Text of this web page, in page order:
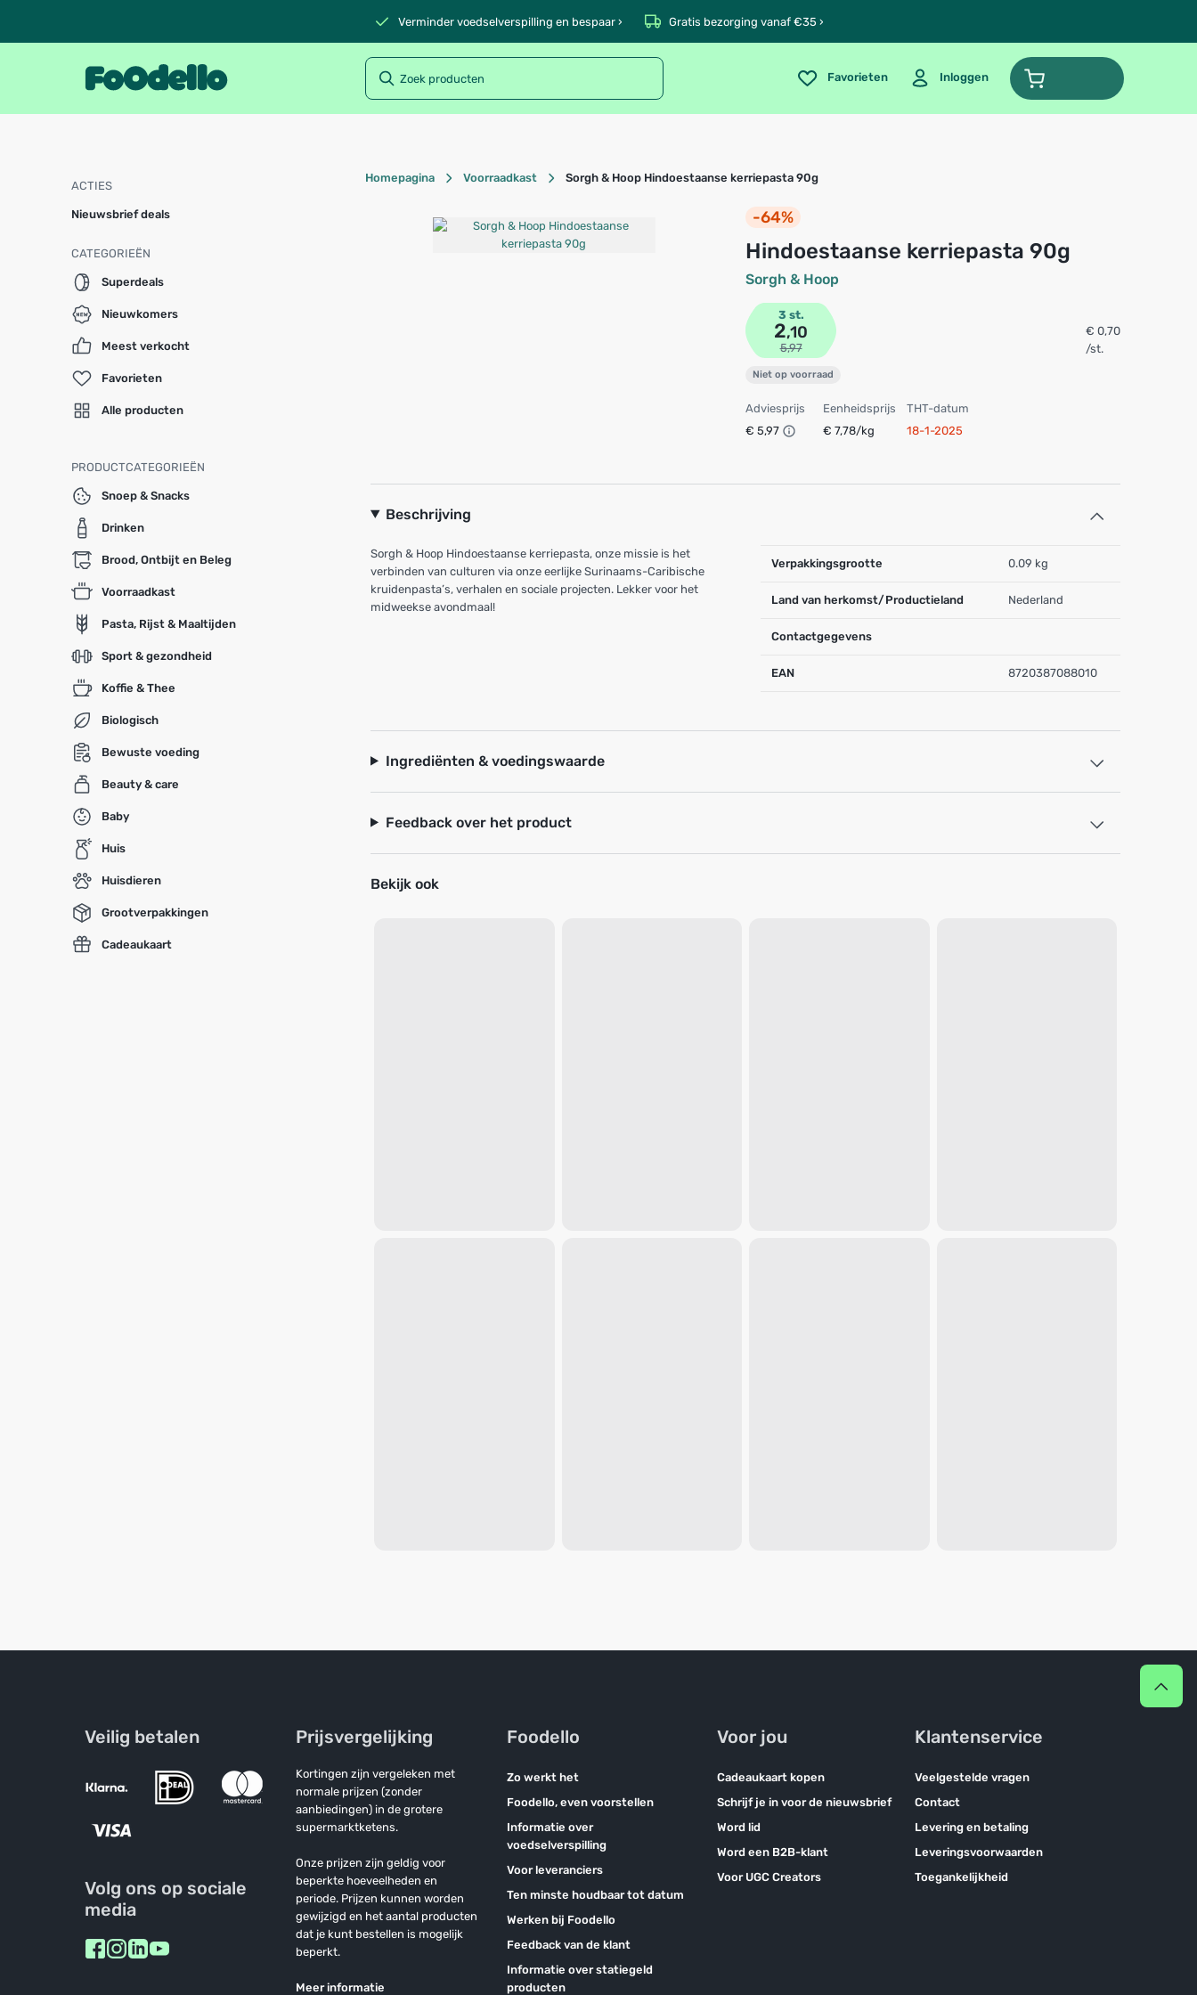
Verminder voedselverspilling en bespaar › Gratis bezorging vanaf €35 ›
Favorieten Inloggen
ACTIES
Nieuwsbrief deals
CATEGORIEËN
Superdeals
Nieuwkomers
Meest verkocht
Favorieten
Alle producten
PRODUCTCATEGORIEËN
Snoep & Snacks
Drinken
Brood, Ontbijt en Beleg
Voorraadkast
Pasta, Rijst & Maaltijden
Sport & gezondheid
Koffie & Thee
Biologisch
Bewuste voeding
Beauty & care
Baby
Huis
Huisdieren
Grootverpakkingen
Cadeaukaart
Homepagina Voorraadkast Sorgh & Hoop Hindoestaanse kerriepasta 90g
-64%
Hindoestaanse kerriepasta 90g
Sorgh & Hoop
3 st.
2,10
5,97
€ 0,70
/st.
Niet op voorraad
Adviesprijs
€ 5,97
Eenheidsprijs
€ 7,78/kg
THT-datum
18-1-2025
Beschrijving
Sorgh & Hoop Hindoestaanse kerriepasta, onze missie is het
verbinden van culturen via onze eerlijke Surinaams-Caribische
kruidenpasta’s, verhalen en sociale projecten. Lekker voor het
midweekse avondmaal!
Verpakkingsgrootte 0.09 kg
Land van herkomst/Productieland Nederland
Contactgegevens
EAN 8720387088010
Ingrediënten & voedingswaarde
Feedback over het product
Bekijk ook
Veilig betalen
Volg ons op sociale
media
Prijsvergelijking
Kortingen zijn vergeleken met
normale prijzen (zonder
aanbiedingen) in de grotere
supermarktketens.
Onze prijzen zijn geldig voor
beperkte hoeveelheden en
periode. Prijzen kunnen worden
gewijzigd en het aantal producten
dat je kunt bestellen is mogelijk
beperkt.
Meer informatie
Foodello
Zo werkt het
Foodello, even voorstellen
Informatie over
voedselverspilling
Voor leveranciers
Ten minste houdbaar tot datum
Werken bij Foodello
Feedback van de klant
Informatie over statiegeld
producten
Voor jou
Cadeaukaart kopen
Schrijf je in voor de nieuwsbrief
Word lid
Word een B2B-klant
Voor UGC Creators
Klantenservice
Veelgestelde vragen
Contact
Levering en betaling
Leveringsvoorwaarden
Toegankelijkheid